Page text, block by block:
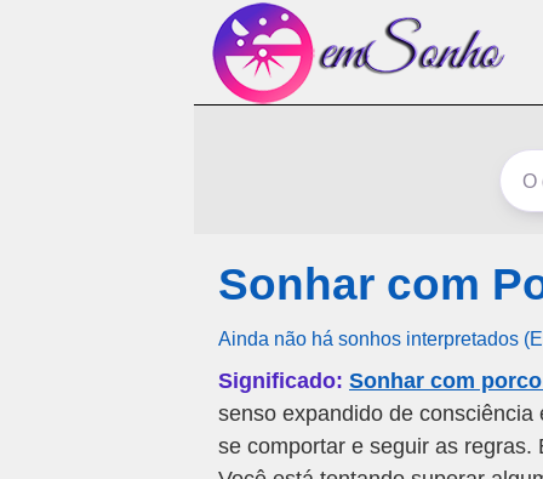
Sonhar com
Ainda não há sonhos interpretados
Significado: Sonhar com
senso expandido de
se comportar e seguir as